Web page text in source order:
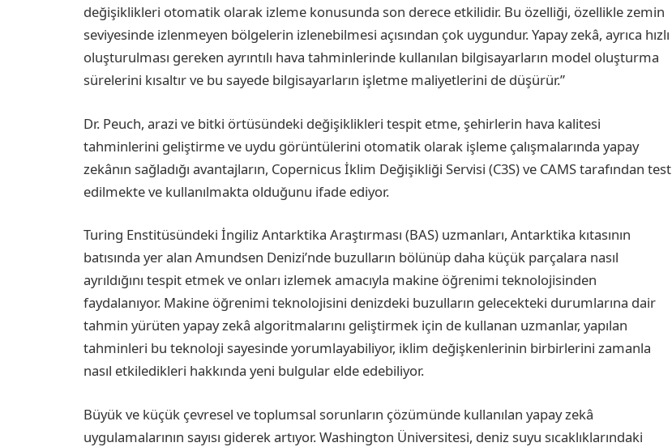
değişiklikleri otomatik olarak izleme konusunda son derece etkilidir. Bu özelliği, özellikle zemin
seviyesinde izlenmeyen bölgelerin izlenebilmesi açısından çok uygundur. Yapay zekâ, ayrıca hızlı
oluşturulması gereken ayrıntılı hava tahminlerinde kullanılan bilgisayarların model oluşturma
sürelerini kısaltır ve bu sayede bilgisayarların işletme maliyetlerini de düşürür.”
Dr. Peuch, arazi ve bitki örtüsündeki değişiklikleri tespit etme, şehirlerin hava kalitesi
tahminlerini geliştirme ve uydu görüntülerini otomatik olarak işleme çalışmalarında yapay
zekânın sağladığı avantajların, Copernicus İklim Değişikliği Servisi (C3S) ve CAMS tarafından test
edilmekte ve kullanılmakta olduğunu ifade ediyor.
Turing Enstitüsündeki İngiliz Antarktika Araştırması (BAS) uzmanları, Antarktika kıtasının
batısında yer alan Amundsen Denizi’nde buzulların bölünüp daha küçük parçalara nasıl
ayrıldığını tespit etmek ve onları izlemek amacıyla makine öğrenimi teknolojisinden
faydalanıyor. Makine öğrenimi teknolojisini denizdeki buzulların gelecekteki durumlarına dair
tahmin yürüten yapay zekâ algoritmalarını geliştirmek için de kullanan uzmanlar, yapılan
tahminleri bu teknoloji sayesinde yorumlayabiliyor, iklim değişkenlerinin birbirlerini zamanla
nasıl etkiledikleri hakkında yeni bulgular elde edebiliyor.
Büyük ve küçük çevresel ve toplumsal sorunların çözümünde kullanılan yapay zekâ
uygulamalarının sayısı giderek artıyor. Washington Üniversitesi, deniz suyu sıcaklıklarındaki